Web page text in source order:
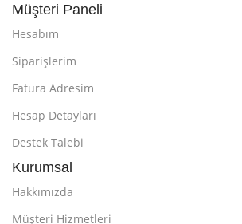
Müşteri Paneli
Hesabım
Siparişlerim
Fatura Adresim
Hesap Detayları
Destek Talebi
Kurumsal
Hakkımızda
Müşteri Hizmetleri